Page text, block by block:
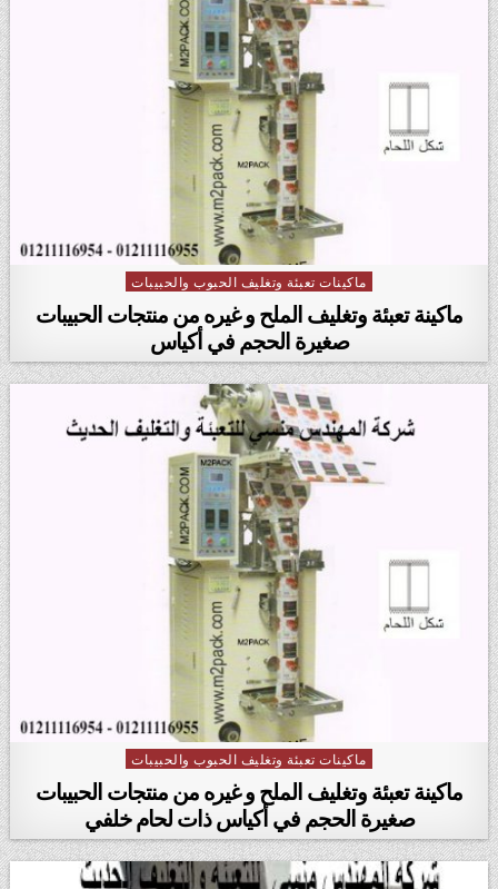
Posted in
ماكينات تعبئة وتغليف الحبوب والحبيبات
ماكينة تعبئة وتغليف الملح و غيره من منتجات الحبيبات
صغيرة الحجم في أكياس
Posted in
ماكينات تعبئة وتغليف الحبوب والحبيبات
ماكينة تعبئة وتغليف الملح و غيره من منتجات الحبيبات
صغيرة الحجم في أكياس ذات لحام خلفي